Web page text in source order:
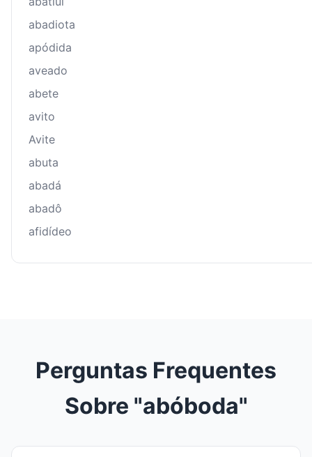
abadiota
apódida
aveado
abete
avito
Avite
abuta
abadá
abadô
afidídeo
Perguntas Frequentes
Sobre "abóboda"